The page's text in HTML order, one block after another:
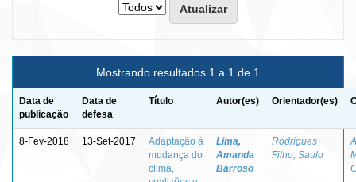
Mostrando resultados 1 a 1 de 1
Data de
publicação
Data de
defesa
Título Autor(es) Orientador(es)
8-Fev-2018 13-Set-2017
Adaptação à
mudança do
clima,
Lima,
Amanda
Barroso
Rodrigues
Filho, Saulo